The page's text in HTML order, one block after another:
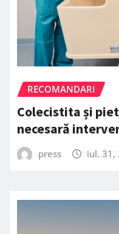
RECOMANDARI
Colecistita și
necesară
press iul. 31,